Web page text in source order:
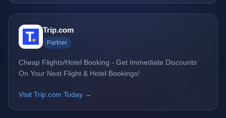
Trip.com
Partner
Cheap Flights/Hotel Booking - Get Immediate Discounts
On Your Next Flight & Hotel Bookings!
Visit Trip.com Today →